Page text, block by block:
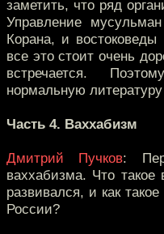
заметить, что ряд
Управление
Корана, и
все это стоит очень
встречается.
нормальную
Часть 4. Ваххабизм
Дмитрий Пучков:
ваххабизма. Что такое
развивался, и как
России?